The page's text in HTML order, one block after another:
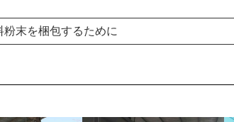
粉末を梱包するために